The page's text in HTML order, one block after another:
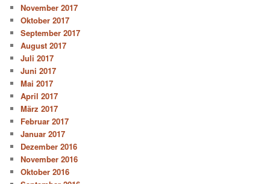
November 2017
Oktober 2017
September 2017
August 2017
Juli 2017
Juni 2017
Mai 2017
April 2017
März 2017
Februar 2017
Januar 2017
Dezember 2016
November 2016
Oktober 2016